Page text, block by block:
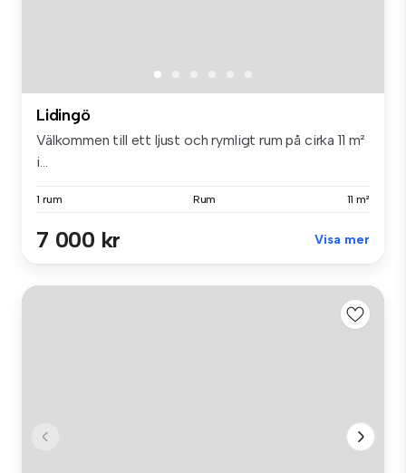
Lidingö
Välkommen till ett ljust och rymligt rum på cirka 11 m²
i...
1 rum Rum 11 m²
7 000 kr Visa mer